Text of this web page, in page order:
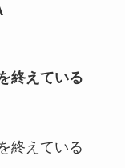
終えている
終えている